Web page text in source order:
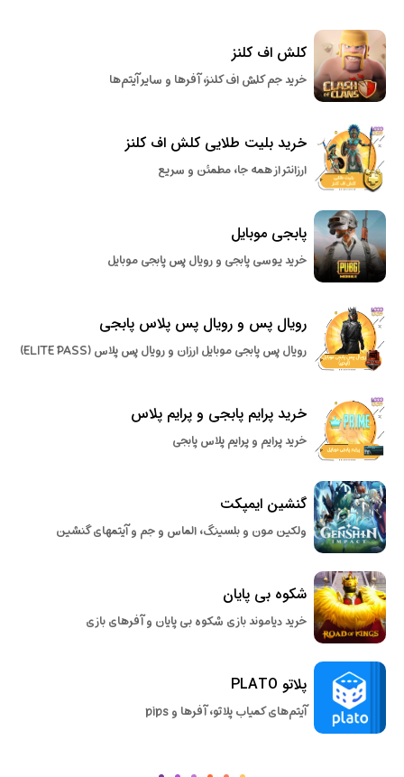
کلش اف کلنز
خرید جم کلش اف کلنز، آفرها و سایر آیتم‌ها
خرید بلیت طلایی کلش اف کلنز
ارزانتر از همه جا، مطمئن و سریع
پابجی موبایل
خرید یوسی پابجی و رویال پس پابجی موبایل
رویال پس و رویال پس پلاس پابجی
رویال پس پابجی موبایل ارزان و رویال پس پلاس (ELITE PASS)
خرید پرایم پابجی و پرایم پلاس
خرید پرایم و پرایم پلاس پابجی
گنشین ایمپکت
ولکین مون و بلسینگ، الماس و جم و آیتمهای گنشین
شکوه بی پایان
خرید دیاموند بازی شکوه بی پایان و آفرهای بازی
پلاتو PLATO
آیتم‌های کمیاب پلاتو، آفرها و pips